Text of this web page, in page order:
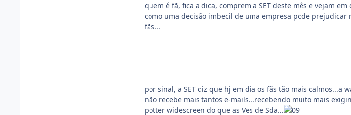
quem é fã, fica a dica, comprem a SET deste mês e vejam em
como uma decisão imbecil de uma empresa pode prejudicar
fãs...
por sinal, a SET diz que hj em dia os fãs tão mais calmos...a
não recebe mais tantos e-mails...recebendo muito mais
potter widescreen do que as Ves de Sda...